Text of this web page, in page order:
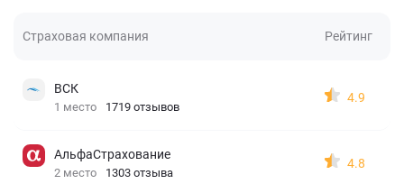
Страховая компания Рейтинг
ВСК
1 место 1719 отзывов
4.9
АльфаСтрахование
2 место 1303 отзыва
4.8